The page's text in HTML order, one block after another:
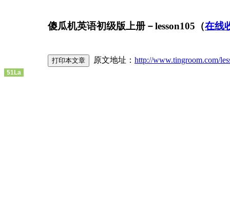
傻瓜机英语初级版上册－lesson105（在线
原文地址： http://www.tingroom.com/
51La